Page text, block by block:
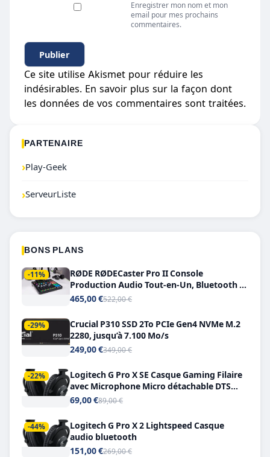
Enregistrer mon nom et mon
email pour mes prochains
commentaires.
Ce site utilise Akismet pour réduire les
indésirables. En savoir plus sur la façon dont
les données de vos commentaires sont traitées.
PARTENAIRE
›Play-Geek
›ServeurListe
BONS PLANS
-11%
RØDE RØDECaster Pro II Console
Production Audio Tout-en-Un, Bluetooth et
Double USB-C
465,00 €522,00 €
-29%
Crucial P310 SSD 2To PCIe Gen4 NVMe M.2
2280, jusqu’à 7.100 Mo/s
249,00 €349,00 €
-22%
Logitech G Pro X SE Casque Gaming Filaire
avec Microphone Micro détachable DTS
Headphone X 7.1
69,00 €89,00 €
-44%
Logitech G Pro X 2 Lightspeed Casque
audio bluetooth
151,00 €269,00 €